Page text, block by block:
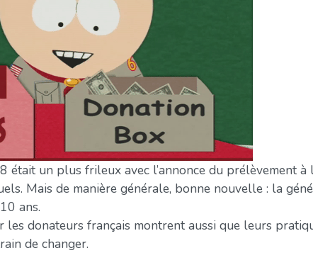
était un plus frileux avec l’annonce du prélèvement à
Mais de manière générale, bonne nouvelle : la
ans.
les donateurs français montrent aussi que leurs
de changer.